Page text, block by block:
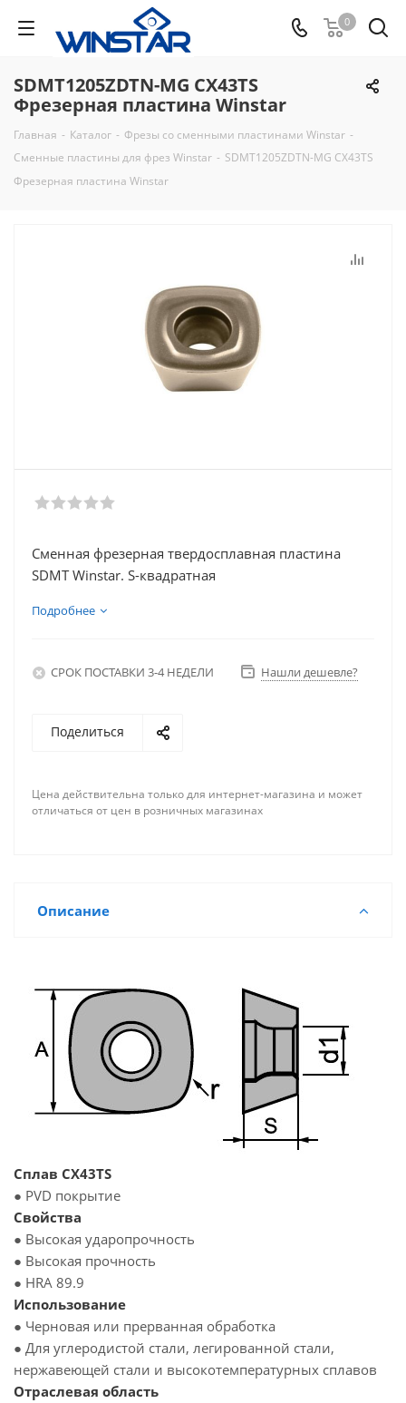
0
SDMT1205ZDTN-MG CX43TS
Фрезерная пластина Winstar
Главная - Каталог - Фрезы со сменными пластинами Winstar -
Сменные пластины для фрез Winstar - SDMT1205ZDTN-MG CX43TS
Фрезерная пластина Winstar
Сменная фрезерная твердосплавная пластина
SDMT Winstar. S-квадратная
Подробнее
СРОК ПОСТАВКИ 3-4 НЕДЕЛИ Нашли дешевле?
Поделиться
Цена действительна только для интернет-магазина и может
отличаться от цен в розничных магазинах
Описание
Сплав CX43TS
● PVD покрытие
Свойства
● Высокая ударопрочность
● Высокая прочность
● HRA 89.9
Использование
● Черновая или прерванная обработка
● Для углеродистой стали, легированной стали,
нержавеющей стали и высокотемпературных сплавов
Отраслевая область